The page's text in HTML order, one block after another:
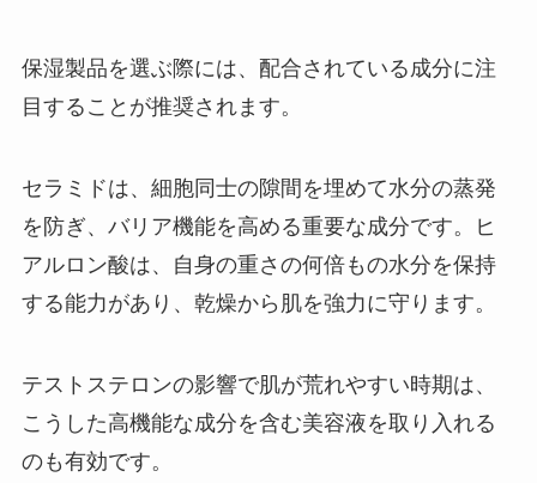
保湿製品を選ぶ際には、配合されている成分に注
目することが推奨されます。
セラミドは、細胞同士の隙間を埋めて水分の蒸発
を防ぎ、バリア機能を高める重要な成分です。ヒ
アルロン酸は、自身の重さの何倍もの水分を保持
する能力があり、乾燥から肌を強力に守ります。
テストステロンの影響で肌が荒れやすい時期は、
こうした高機能な成分を含む美容液を取り入れる
のも有効です。